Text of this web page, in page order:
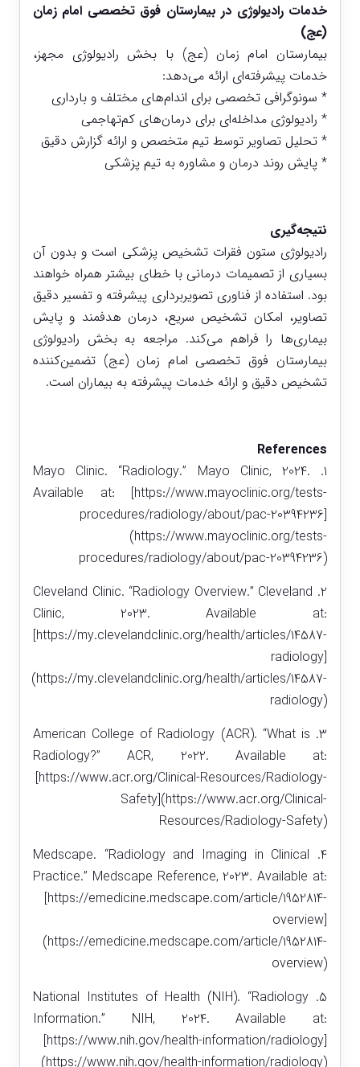
خدمات رادیولوژی در بیمارستان فوق تخصصی امام زمان
(عج)
بیمارستان امام زمان (عج) با بخش رادیولوژی مجهز،
خدمات پیشرفته‌ای ارائه می‌دهد:
* سونوگرافی تخصصی برای اندام‌های مختلف و بارداری
* رادیولوژی مداخله‌ای برای درمان‌های کم‌تهاجمی
* تحلیل تصاویر توسط تیم متخصص و ارائه گزارش دقیق
* پایش روند درمان و مشاوره به تیم پزشکی
نتیجه‌گیری
رادیولوژی ستون فقرات تشخیص پزشکی است و بدون آن
بسیاری از تصمیمات درمانی با خطای بیشتر همراه خواهند
بود. استفاده از فناوری تصویربرداری پیشرفته و تفسیر دقیق
تصاویر، امکان تشخیص سریع، درمان هدفمند و پایش
بیماری‌ها را فراهم می‌کند. مراجعه به بخش رادیولوژی
بیمارستان فوق تخصصی امام زمان (عج) تضمین‌کننده
تشخیص دقیق و ارائه خدمات پیشرفته به بیماران است.
References
1. Mayo Clinic. “Radiology.” Mayo Clinic, 2024.
Available at: [https://www.mayoclinic.org/tests-
procedures/radiology/about/pac-20394236]
(https://www.mayoclinic.org/tests-
procedures/radiology/about/pac-20394236)
2. Cleveland Clinic. “Radiology Overview.” Cleveland
Clinic, 2023. Available at:
[https://my.clevelandclinic.org/health/articles/14587-
radiology]
(https://my.clevelandclinic.org/health/articles/14587-
radiology)
3. American College of Radiology (ACR). “What is
Radiology?” ACR, 2022. Available at:
[https://www.acr.org/Clinical-Resources/Radiology-
Safety](https://www.acr.org/Clinical-
Resources/Radiology-Safety)
4. Medscape. “Radiology and Imaging in Clinical
Practice.” Medscape Reference, 2023. Available at:
[https://emedicine.medscape.com/article/1952814-
overview]
(https://emedicine.medscape.com/article/1952814-
overview)
5. National Institutes of Health (NIH). “Radiology
Information.” NIH, 2024. Available at:
[https://www.nih.gov/health-information/radiology]
(https://www.nih.gov/health-information/radiology)